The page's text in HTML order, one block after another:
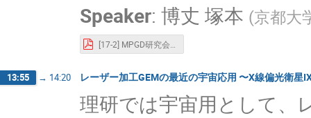
Speaker: 博丈 塚本 (京都大
13:55 → 14:20 レーザー加工GEMの最近の宇宙応用 〜X線偏光衛星
理研では宇宙用として、